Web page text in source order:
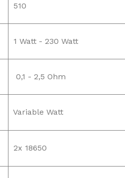
510
1 Watt - 230 Watt
0,1 - 2,5 Ohm
Variable Watt
2x 18650